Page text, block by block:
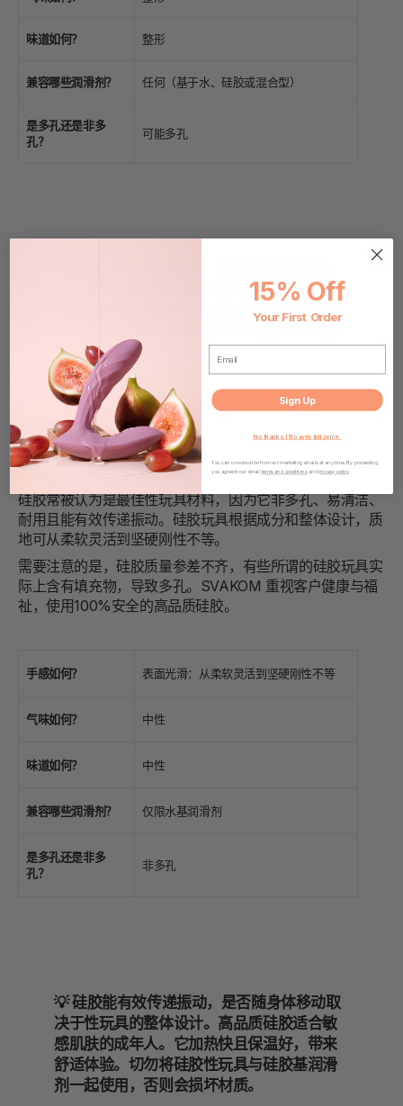
味道如何？ 整形
兼容哪些润滑剂？ 任何（基于水、硅胶或混合型）
是多孔还是非多
孔？
可能多孔
质，因此用此材质制成的性玩具最好配合安
全套使用。PVC 产品应避免相互接触存放，
和设计，外观可逼真。
硅胶
硅胶常被认为是最佳性玩具材料，因为它非多孔、易清洁、
耐用且能有效传递振动。硅胶玩具根据成分和整体设计，质
地可从柔软灵活到坚硬刚性不等。
需要注意的是，硅胶质量参差不齐，有些所谓的硅胶玩具实
际上含有填充物，导致多孔。SVAKOM 重视客户健康与福
祉，使用100%安全的高品质硅胶。
手感如何？ 表面光滑：从柔软灵活到坚硬刚性不等
气味如何？ 中性
味道如何？ 中性
兼容哪些润滑剂？ 仅限水基润滑剂
是多孔还是非多
孔？
非多孔
💡 硅胶能有效传递振动，是否随身体移动取
决于性玩具的整体设计。高品质硅胶适合敏
感肌肤的成年人。它加热快且保温好，带来
舒适体验。切勿将硅胶性玩具与硅胶基润滑
剂一起使用，否则会损坏材质。
15% Off
Your First Order
Sign Up
No thanks, I'll pay in full price.
You can unsubscribe from our marketing emails at any time. By proceeding
you agree to our email terms and conditionsandprivacy policy